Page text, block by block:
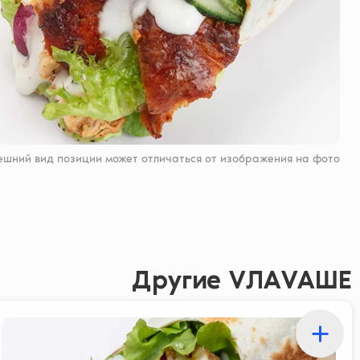
вид позиции может отличаться от изображения на фото
Другие VЛАVАШЕ